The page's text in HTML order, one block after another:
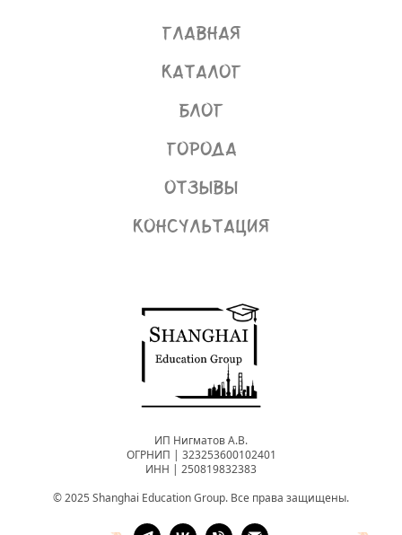
Главная
Каталог
Блог
Города
Отзывы
Консультация
ИП Нигматов А.В.
ОГРНИП | 323253600102401
ИНН | 250819832383
© 2025 Shanghai Education Group. Все права защищены.